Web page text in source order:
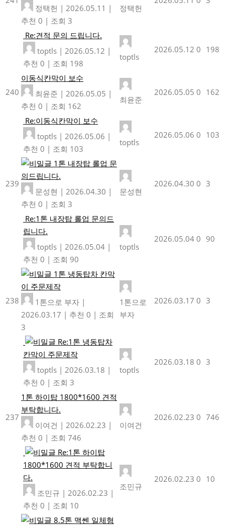
정택헌 | 2026.05.11 |
추천 0 | 조회 3
정택헌
Re:견적 문의 드립니다.
toptls | 2026.05.12 |
추천 0 | 조회 198
toptls
2026.05.12 0 198
240
이동식칸막이 보수
최윤준 | 2026.05.05 |
추천 0 | 조회 162
최윤준
2026.05.05 0 162
Re:이동식칸막이 보수
toptls | 2026.05.06 |
추천 0 | 조회 103
toptls
2026.05.06 0 103
239
1톤 내장탑 롤업 문
의드립니다.
문성현 | 2026.04.30 |
추천 0 | 조회 3
문성현
2026.04.30 0 3
Re:1톤 내장탑 롤업 문의드
립니다.
toptls | 2026.05.04 |
추천 0 | 조회 90
toptls
2026.05.04 0 90
238
1톤 냉동탑차 칸막
이 주문제작
1톤으로 부자 |
2026.03.17 | 추천 0 | 조회
3
1톤으로
부자
2026.03.17 0 3
Re:1톤 냉동탑차
칸막이 주문제작
toptls | 2026.03.18 |
추천 0 | 조회 3
toptls
2026.03.18 0 3
237
1톤 하이탑 1800*1600 견적
부탁합니다.
이여건 | 2026.02.23 |
추천 0 | 조회 746
이여건
2026.02.23 0 746
Re:1톤 하이탑
1800*1600 견적 부탁합니
다.
조민규 | 2026.02.23 |
추천 0 | 조회 10
조민규
2026.02.23 0 10
8.5톤 맥쎈 일체형